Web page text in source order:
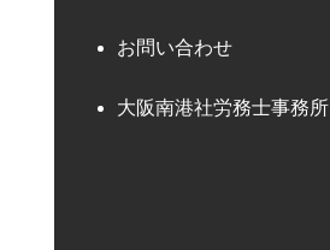
お問い合わせ
大阪南港社労務士事務所